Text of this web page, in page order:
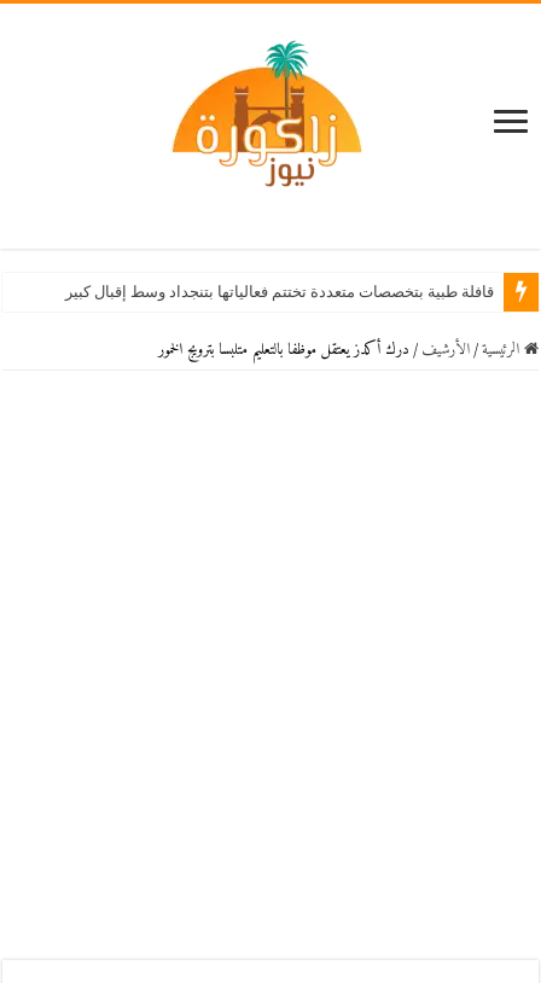
الرئيسية / اﻷرشيف / درك أكدز يعتقل موظفا بالتعليم متلبسا بترويج الخمور